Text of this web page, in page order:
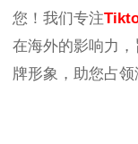
您！我们专注
在海外的影响力
牌形象，助您占领